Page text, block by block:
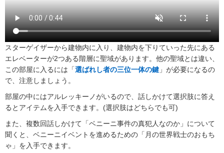
スターゲイザーから建物内に入り、建物内を下りていった先にある
エレベーターが2つある階層に聖域があります。他の聖域とは違い、
この部屋に入るには「選ばれし者の三位一体の鍵 」が必要になるの
で、注意しましょう。
部屋の中にはアルレッキーノがいるので、話しかけて選択肢に答え
るとアイテムを入手できます。(選択肢はどちらでも可)
また、複数回話しかけて「ベニーニ事件の真犯人なのか」について
聞くと、ベニーニイベントを進めるための「月の世界戦士のおもち
ゃ」を入手できます。